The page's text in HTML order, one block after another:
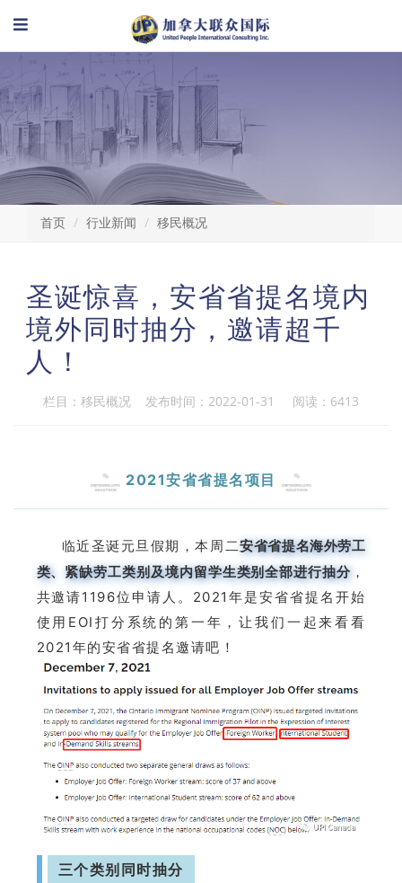
首页 行业新闻 移民概况
圣诞惊喜，安省省提名境内
境外同时抽分，邀请超千
人！
栏目：移民概况 发布时间：2022-01-31 阅读：6413
2021安省省提名项目
临近圣诞元旦假期，本周二安省省提名海外劳工
类、紧缺劳工类别及境内留学生类别全部进行抽分 ，
共邀请1196位申请人 。2021年是安省省提名开始
使用EOI打分系统的第一年，让我们一起来看看
2021年的安省省提名邀请吧！
三个类别同时抽分